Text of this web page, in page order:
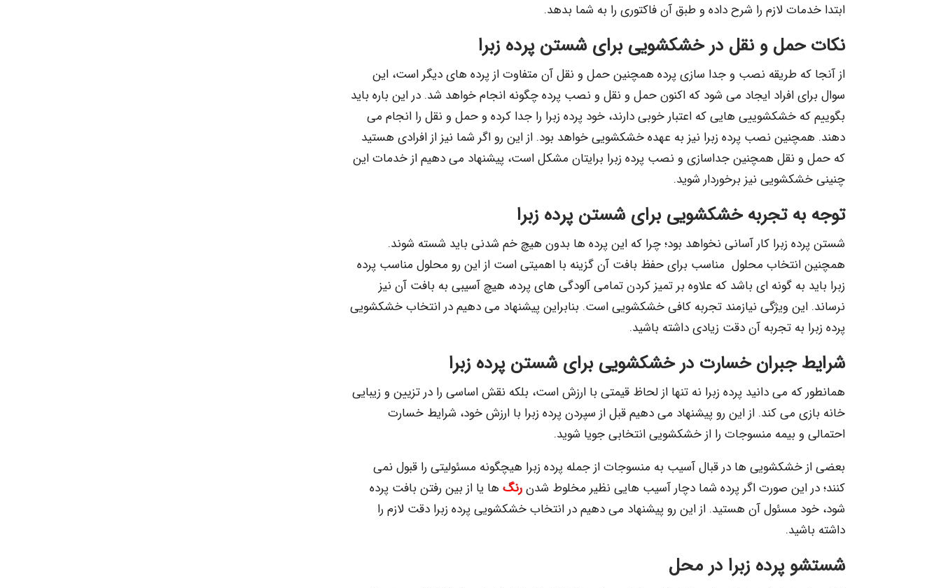
ابتدا خدمات لازم را شرح داده و طبق آن فاکتوری را به شما بدهد.
نکات حمل و نقل در خشکشویی برای شستن پرده زبرا
از آنجا که طریقه نصب و جدا سازی پرده همچنین حمل و نقل آن متفاوت از پرده های دیگر است، این
سوال برای افراد ایجاد می شود که اکنون حمل و نقل و نصب پرده چگونه انجام خواهد شد. در این باره باید
بگوییم که خشکشوییی هایی که اعتبار خوبی دارند، خود پرده زبرا را جدا کرده و حمل و نقل را انجام می
دهند. همچنین نصب پرده زبرا نیز به عهده خشکشویی خواهد بود. از این رو اگر شما نیز از افرادی هستید
که حمل و نقل همچنین جداسازی و نصب پرده زبرا برایتان مشکل است، پیشنهاد می دهیم از خدمات این
چنینی خشکشویی نیز برخوردار شوید.
توجه به تجربه خشکشویی برای شستن پرده زبرا
شستن پرده زبرا کار آسانی نخواهد بود؛ چرا که این پرده ها بدون هیچ خم شدنی باید شسته شوند.
همچنین انتخاب محلول مناسب برای حفظ بافت آن گزینه با اهمیتی است از این رو محلول مناسب پرده
زبرا باید به گونه ای باشد که علاوه بر تمیز کردن تمامی آلودگی های پرده، هیچ آسیبی به بافت آن نیز
نرساند. این ویژگی نیازمند تجربه کافی خشکشویی است. بنابراین پیشنهاد می دهیم در انتخاب خشکشویی
پرده زبرا به تجربه آن دقت زیادی داشته باشید.
شرایط جبران خسارت در خشکشویی برای شستن پرده زبرا
همانطور که می دانید پرده زبرا نه تنها از لحاظ قیمتی با ارزش است، بلکه نقش اساسی را در تزیین و زیبایی
خانه بازی می کند. از این رو پیشنهاد می دهیم قبل از سپردن پرده زبرا با ارزش خود، شرایط خسارت
احتمالی و بیمه منسوجات را از خشکشویی انتخابی جویا شوید.
بعضی از خشکشویی ها در قبال آسیب به منسوجات از جمله پرده زبرا هیچگونه مسئولیتی را قبول نمی
کنند؛ در این صورت اگر پرده شما دچار آسیب هایی نظیر مخلوط شدنرنگ ها یا از بین رفتن بافت پرده
شود، خود مسئول آن هستید. از این رو پیشنهاد می دهیم در انتخاب خشکشویی پرده زبرا دقت لازم را
داشته باشید.
شستشو پرده زبرا در محل